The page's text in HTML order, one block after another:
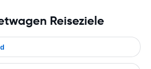
Reiseziele